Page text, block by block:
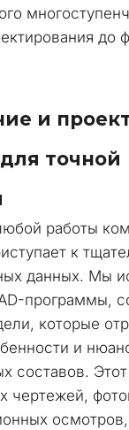
до
и
точной
работы
к
данных. Мы
программы,
которые
и
составов.
чертежей,